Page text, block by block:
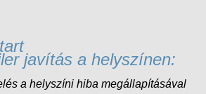
javítás a helyszínen:
a helyszíni hiba megállapításával